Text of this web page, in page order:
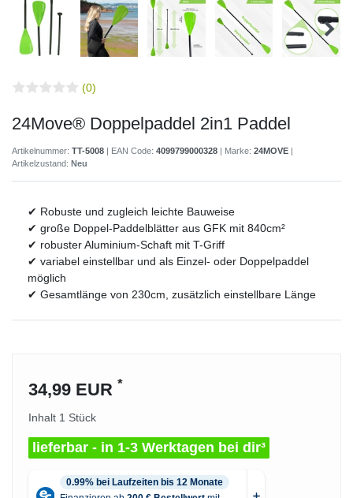
(0)
24Move® Doppelpaddel 2in1 Paddel
Artikelnummer: TT-5008 | EAN Code: 4099799000328 | Marke: 24MOVE |
Artikelzustand: Neu
✔ Robuste und zugleich leichte Bauweise
✔ große Doppel-Paddelblätter aus GFK mit 840cm²
✔ robuster Aluminium-Schaft mit T-Griff
✔ variabel einstellbar und als Einzel- oder Doppelpaddel
möglich
✔ Gesamtlänge von 230cm, zusätzlich einstellbare Länge
34,99 EUR *
Inhalt 1 Stück
lieferbar - in 1-3 Werktagen bei dir³